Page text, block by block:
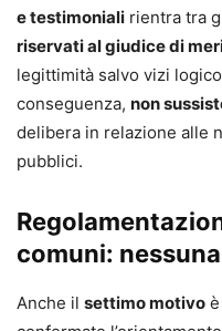
e testimoniali rientra tra
riservati al giudice di
legittimità salvo vizi
conseguenza, non
delibera in relazione alle
pubblici.
comuni:
Anche il settimo motivo